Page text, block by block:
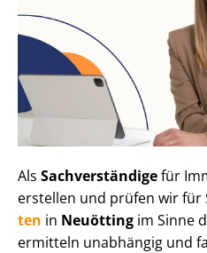
Als Sachverständigefür
erstellen und prüfen wir für
ten in Neuötting im Sinne
ermitteln unabhängig und